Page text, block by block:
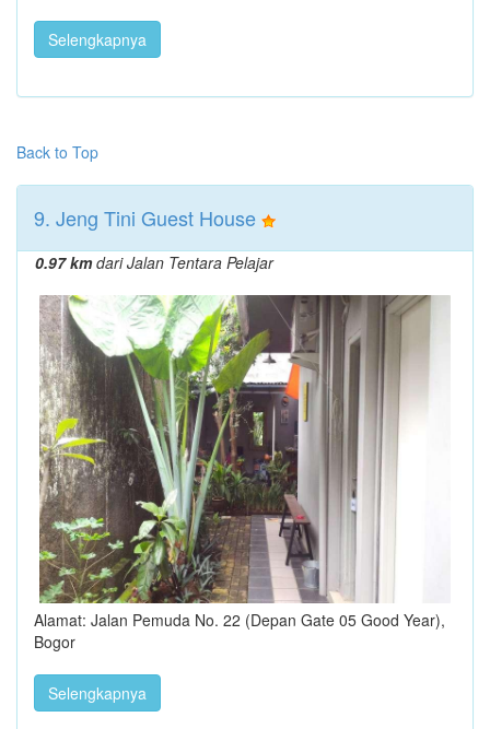
Selengkapnya
Back to Top
9. Jeng Tini Guest House
0.97 kmdari Jalan Tentara Pelajar
Alamat: Jalan Pemuda No. 22 (Depan Gate 05 Good Year),
Bogor
Selengkapnya